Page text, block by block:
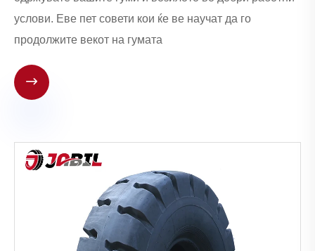
услови. Еве пет совети кои ќе ве научат да го
продолжите векот на гумата
